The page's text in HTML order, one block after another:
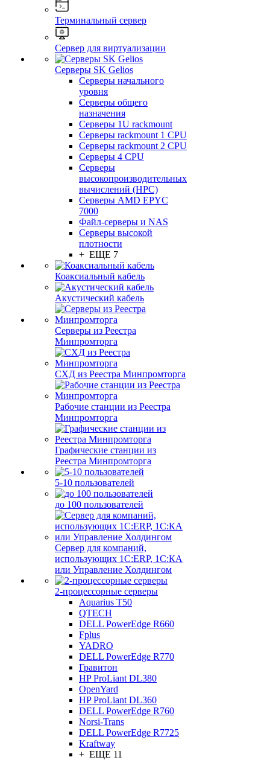
Терминальный сервер
Сервер для виртуализации
Серверы SK Gelios
Серверы начального
уровня
Серверы общего
назначения
Серверы 1U rackmount
Серверы rackmount 1 CPU
Серверы rackmount 2 CPU
Серверы 4 CPU
Серверы
высокопроизводительных
вычислений (HPC)
Серверы AMD EPYC
7000
Файл-серверы и NAS
Серверы высокой
плотности
+ ЕЩЕ 7
Коаксиальный кабель
Акустический кабель
Серверы из Реестра
Минпромторга
СХД из Реестра Минпромторга
Рабочие станции из Реестра
Минпромторга
Графические станции из
Реестра Минпромторга
5-10 пользователей
до 100 пользователей
Сервер для компаний,
использующих 1C:ERP, 1С:КА
или Управление Холдингом
2-процессорные серверы
Aquarius T50
QTECH
DELL PowerEdge R660
Fplus
YADRO
DELL PowerEdge R770
Гравитон
HP ProLiant DL380
OpenYard
HP ProLiant DL360
DELL PowerEdge R760
Norsi-Trans
DELL PowerEdge R7725
Kraftway
+ ЕЩЕ 11